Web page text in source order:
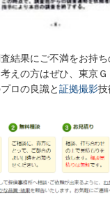
結果にご不満をお持
えの方はぜひ、 東京
ロの良識と証拠撮影技